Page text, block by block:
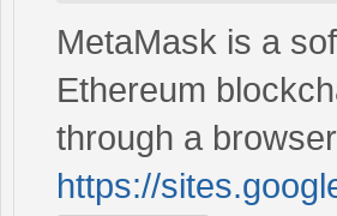
MetaMask is a
Ethereum
through a
https://